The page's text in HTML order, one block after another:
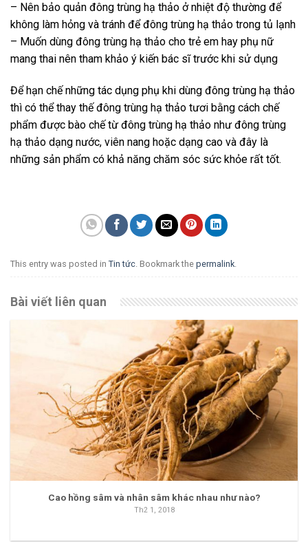
– Nên bảo quản đông trùng hạ thảo ở nhiệt độ thường để
không làm hỏng và tránh để đông trùng hạ thảo trong tủ lạnh
– Muốn dùng đông trùng hạ thảo cho trẻ em hay phụ nữ
mang thai nên tham khảo ý kiến bác sĩ trước khi sử dụng
Để hạn chế những tác dụng phụ khi dùng đông trùng hạ thảo
thì có thể thay thế đông trùng hạ thảo tươi bằng cách chế
phẩm được bào chế từ đông trùng hạ thảo như đông trùng
hạ thảo dạng nước, viên nang hoặc dạng cao và đây là
những sản phẩm có khả năng chăm sóc sức khỏe rất tốt.
This entry was posted in Tin tức. Bookmark the permalink.
Bài viết liên quan
Cao hồng sâm và nhân sâm khác nhau như nào?
Th2 1, 2018